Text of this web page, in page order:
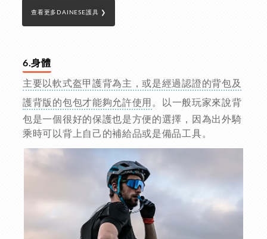
查看更多DAINESE護具 ❯
6.身體
主要以軟式盔甲護背為主，或是經過認證的背包及
護背版的包包才能夠允許使用 。以一般玩家來說背
包是一個很好的保護也是方便的選擇，因為出外騎
乘時可以背上自己的補給品或是備品工具。